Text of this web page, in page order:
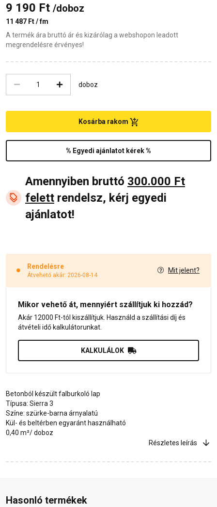
9 190 Ft /doboz
11 487 Ft / fm
A termék ára bruttó ár és kizárólag a webshopon leadott
megrendelésre érvényes!
doboz
% Egyedi ajánlatot kérek %
Kosárba rakom
Amennyiben bruttó 300.000 Ft
felett rendelsz, kérj egyedi
ajánlatot!
Rendelésre
Átvehető akár: 2026-08-14
Mit jelent?
Mikor vehető át, mennyiért szállítjuk ki hozzád?
Akár 12000 Ft-tól kiszállítjuk. Használd a szállítási díj és
átvételi idő kalkulátorunkat.
KALKULÁLOK
Betonból készült falburkoló lap
Típusa: Sierra 3
Színe: szürke-barna árnyalatú
Kül- és beltérben egyaránt használható
0,40 m²/ doboz
Részletes leírás
Hasonló termékek